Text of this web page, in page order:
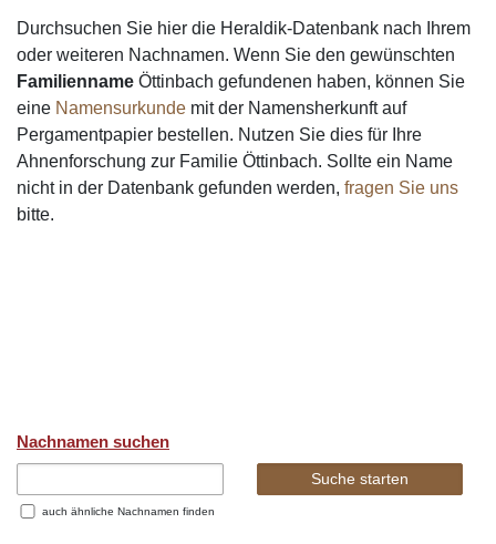
Durchsuchen Sie hier die Heraldik-Datenbank nach Ihrem
oder weiteren Nachnamen. Wenn Sie den gewünschten
Familienname Öttinbach gefundenen haben, können Sie
eine Namensurkunde mit der Namensherkunft auf
Pergamentpapier bestellen. Nutzen Sie dies für Ihre
Ahnenforschung zur Familie Öttinbach. Sollte ein Name
nicht in der Datenbank gefunden werden, fragen Sie uns
bitte.
Nachnamen suchen
auch ähnliche Nachnamen finden